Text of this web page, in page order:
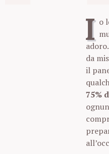
I o
da
il
75%